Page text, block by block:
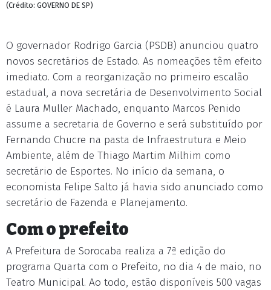
(Crédito: GOVERNO DE SP)
O governador Rodrigo Garcia (PSDB) anunciou quatro
novos secretários de Estado. As nomeações têm efeito
imediato. Com a reorganização no primeiro escalão
estadual, a nova secretária de Desenvolvimento Social
é Laura Muller Machado, enquanto Marcos Penido
assume a secretaria de Governo e será substituído por
Fernando Chucre na pasta de Infraestrutura e Meio
Ambiente, além de Thiago Martim Milhim como
secretário de Esportes. No início da semana, o
economista Felipe Salto já havia sido anunciado como
secretário de Fazenda e Planejamento.
Com o prefeito
A Prefeitura de Sorocaba realiza a 7ª edição do
programa Quarta com o Prefeito, no dia 4 de maio, no
Teatro Municipal. Ao todo, estão disponíveis 500 vagas